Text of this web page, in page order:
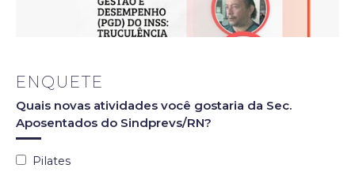
ENQUETE
Quais novas atividades você gostaria da Sec.
Aposentados do Sindprevs/RN?
Pilates